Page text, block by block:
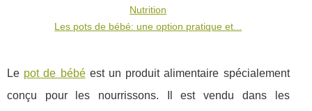
Nutrition
Les pots de bébé: une option pratique et...
Le pot de bébéest un produit alimentaire spécialement
conçu pour les nourrissons. Il est vendu dans les